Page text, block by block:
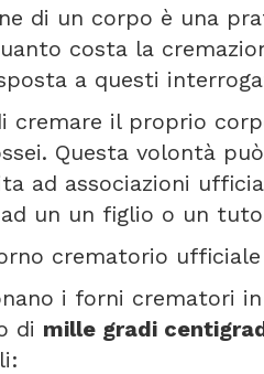
di un corpo è una
costa la
a questi
cremare il proprio
Questa volontà
ad associazioni
un un figlio o un
crematorio
i forni crematori
di mille gradi